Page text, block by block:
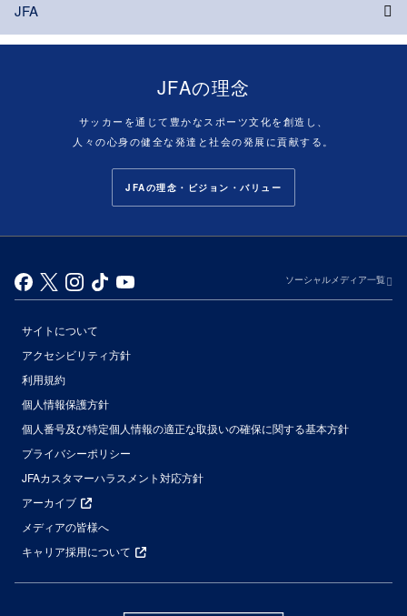
JFA
JFAの理念
サッカーを通じて豊かなスポーツ文化を創造し、
人々の心身の健全な発達と社会の発展に貢献する。
JFAの理念・ビジョン・バリュー
ソーシャルメディア一覧
サイトについて
アクセシビリティ方針
利用規約
個人情報保護方針
個人番号及び特定個人情報の適正な取扱いの確保に関する基本方針
プライバシーポリシー
JFAカスタマーハラスメント対応方針
アーカイブ
メディアの皆様へ
キャリア採用について